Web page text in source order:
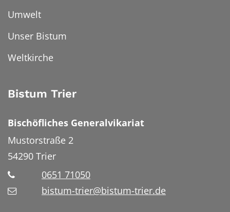
Umwelt
Unser Bistum
Weltkirche
Bistum Trier
Bischöfliches Generalvikariat
Mustorstraße 2
54290 Trier
0651 71050
bistum-trier@bistum-trier.de